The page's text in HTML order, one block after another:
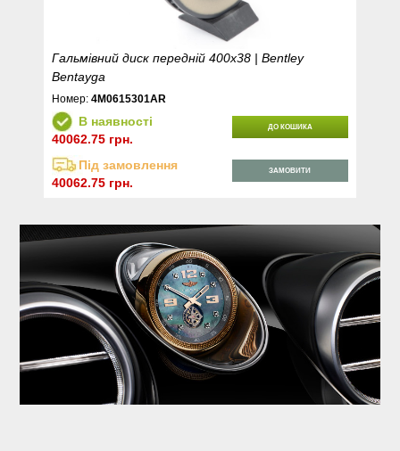
Гальмівний диск передній 400х38 | Bentley
Bentayga
Номер:4M0615301AR
В наявності
40062.75 грн.
ДО КОШИКА
Під замовлення
40062.75 грн.
ЗАМОВИТИ